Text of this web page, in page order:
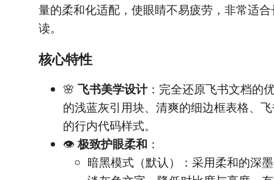
量的柔和化适配，使眼睛不易疲劳，非常适
读。
核心特性
🌸 飞书美学设计：完全还原飞书文档的
的浅蓝灰引用块、清爽的细边框表格、
的行内代码样式。
👁️极致护眼柔和 ：
暗黑模式（默认）：采用柔和的深